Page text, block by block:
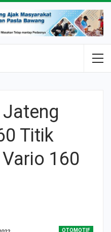
Titik
160
OTOMOTIF